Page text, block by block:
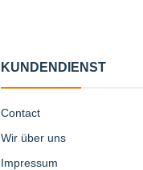
KUNDENDIENST
Contact
Wir über uns
Impressum